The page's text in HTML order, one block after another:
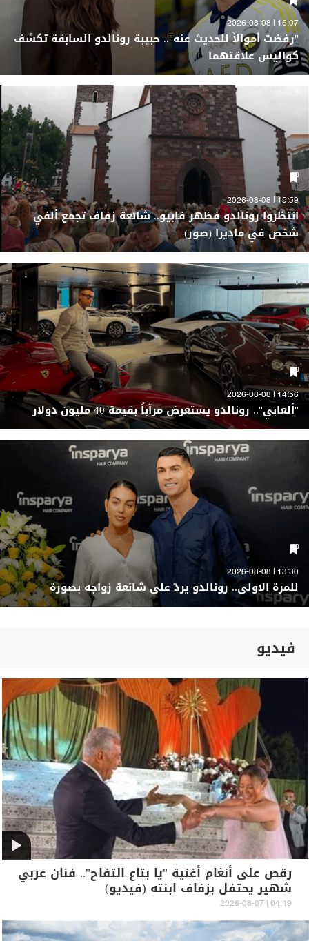
16:07 | 2026-08-08
"رفضت أموالاً للحديث عنه".. حبيبة رونالدو السابقة تكشف
كواليس علاقتهما
15:59 | 2026-08-08
انتظروا رونالدو فظهر فابيو.. شائعة زفاف تجمع ألفي
شخص في ماديرا (صور)
14:56 | 2026-08-08
"ألعابي".. رونالدو يستعرض مرآباً بقيمة 40 مليون دولار
13:30 | 2026-08-08
للمرة الاولى.. رونالدو يردّ على شائعة زواجه بصورة
فيديو
رقص على أنغام أغنية "يا بتاع التفاح".. فنان عربي
شهير يحتفل بزفاف ابنته (فيديو)
04:49 | 2026-08-07